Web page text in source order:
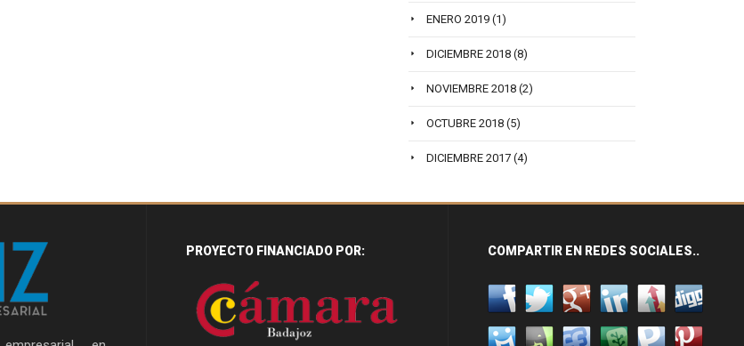
ENERO 2019 (1)
DICIEMBRE 2018 (8)
NOVIEMBRE 2018 (2)
OCTUBRE 2018 (5)
DICIEMBRE 2017 (4)
PROYECTO FINANCIADO POR: COMPARTIR EN REDES SOCIALES..